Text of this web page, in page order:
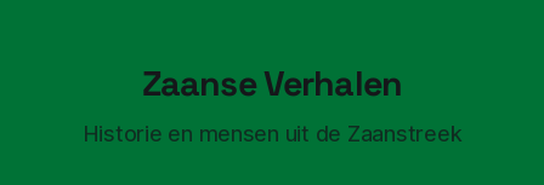
Zaanse Verhalen
Historie en mensen uit de Zaanstreek